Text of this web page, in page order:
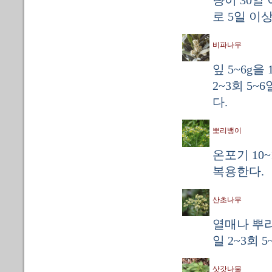
로 5일 이
비파나무
잎 5~6g을
2~3회
다.
뽀리뱅이
온포기
복용한다.
산초나무
열매나 뿌
일 2~3회
삿갓나물